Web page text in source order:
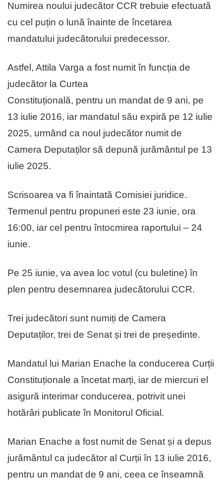
Numirea noului judecător CCR trebuie efectuată
cu cel puțin o lună înainte de încetarea
mandatului judecătorului predecessor.
Astfel, Attila Varga a fost numit în funcția de
judecător la Curtea
Constituțională, pentru un mandat de 9 ani, pe
13 iulie 2016, iar mandatul său expiră pe 12 iulie
2025, urmând ca noul judecător numit de
Camera Deputaților să depună jurământul pe 13
iulie 2025.
Scrisoarea va fi înaintată Comisiei juridice.
Termenul pentru propuneri este 23 iunie, ora
16:00, iar cel pentru întocmirea raportului – 24
iunie.
Pe 25 iunie, va avea loc votul (cu buletine) în
plen pentru desemnarea judecătorului CCR.
Trei judecători sunt numiți de Camera
Deputaților, trei de Senat și trei de președinte.
Mandatul lui Marian Enache la conducerea Curții
Constituționale a încetat marți, iar de miercuri el
asigură interimar conducerea, potrivit unei
hotărâri publicate în Monitorul Oficial.
Marian Enache a fost numit de Senat și a depus
jurământul ca judecător al Curții în 13 iulie 2016,
pentru un mandat de 9 ani, ceea ce înseamnă